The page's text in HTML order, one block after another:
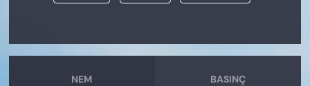
NEM BASINÇ